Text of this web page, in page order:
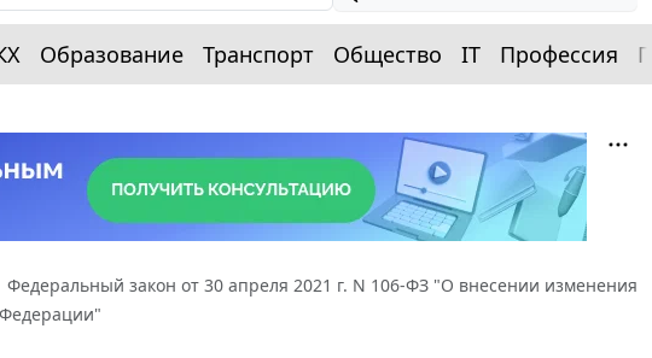
Образование Транспорт Общество IT Профессия
Федеральный закон от 30 апреля 2021 г. N 106-ФЗ "О внесении изменения
Федерации"